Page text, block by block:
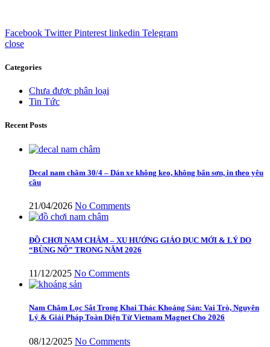
Facebook Twitter Pinterest linkedin Telegram
close
Categories
Chưa được phân loại
Tin Tức
Recent Posts
Decal nam châm 30/4 – Dán xe không keo, không bẩn sơn, in theo yêu
cầu
21/04/2026 No Comments
ĐỒ CHƠI NAM CHÂM – XU HƯỚNG GIÁO DỤC MỚI & LÝ DO
“BÙNG NỔ” TRONG NĂM 2026
11/12/2025 No Comments
Nam Châm Lọc Sắt Trong Khai Thác Khoáng Sản: Vai Trò, Nguyên
Lý & Giải Pháp Toàn Diện Từ Vietnam Magnet Cho 2026
08/12/2025 No Comments